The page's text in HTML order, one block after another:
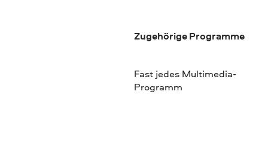
Zugehörige Programme
Fast jedes Multimedia-
Programm